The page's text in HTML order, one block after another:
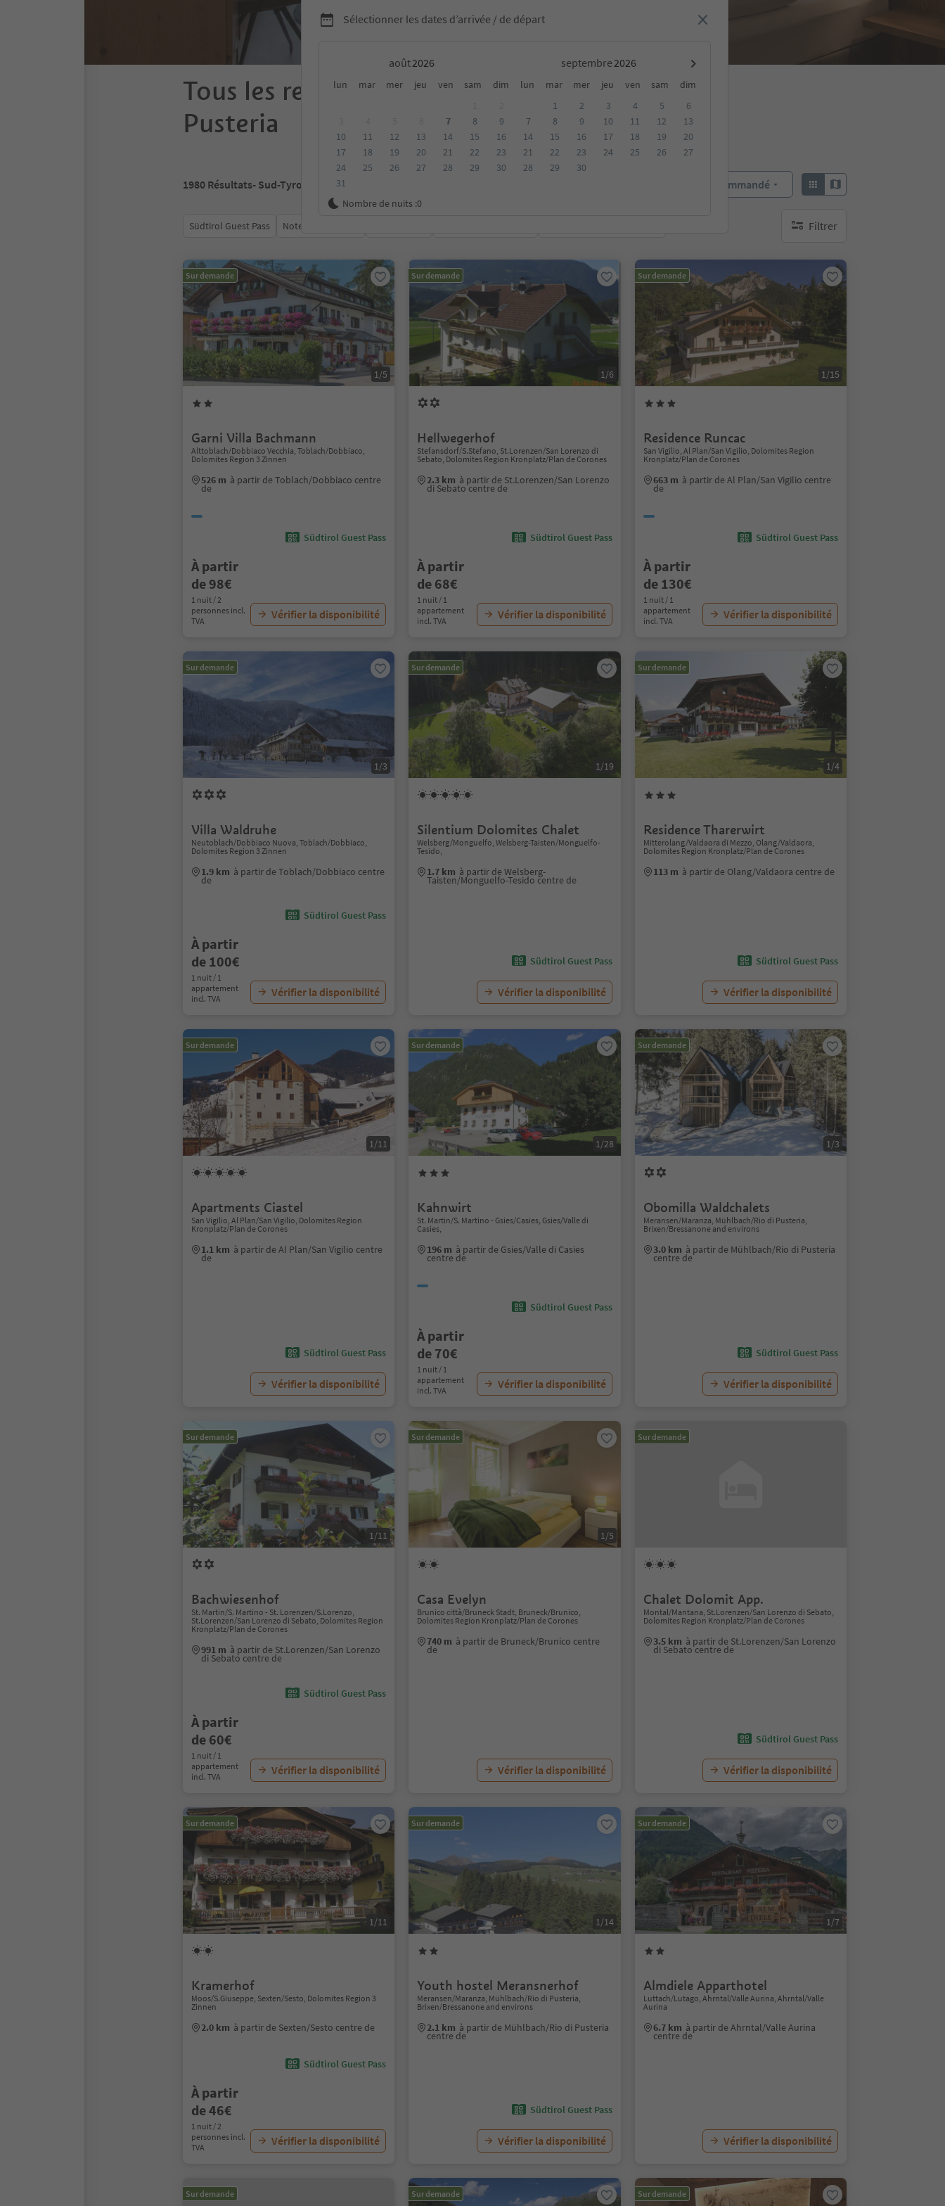
Sélectionner les dates d’arrivée / de départ
août septembre
lun mar mer jeu ven sam dim lun mar mer jeu ven sam
dim
7 8
9
10
11 12 13 14 15
16
17
18 19 20 21 22
23
24
25 26 27 28 29
30
31
1 2 3 4 5
6
7
8 9 10 11 12
13
14
15 16 17 18 19
20
21
22 23 24 25 26
27
28
29 30
Nombre de nuits :0
Tous les refuges à Pustertal/Val
Pusteria
1980 Résultats- Sud-Tyrol Recommandé
Südtirol Guest Pass Note moyenne Filtrer
aucun filtre actif
Sur demande
1/5
Garni Villa Bachmann
Alttoblach/Dobbiaco Vecchia, Toblach/Dobbiaco,
Dolomites Region 3 Zinnen
526 m à partir de Toblach/Dobbiaco centre
de
Südtirol Guest Pass
À partir
de 98€
1 nuit / 2
personnes incl.
TVA
Vérifier la disponibilité
Sur demande
1/6
Hellwegerhof
Stefansdorf/S.Stefano, St.Lorenzen/San Lorenzo di
Sebato, Dolomites Region Kronplatz/Plan de Corones
2.3 km à partir de St.Lorenzen/San Lorenzo
di Sebato centre de
Südtirol Guest Pass
À partir
de 68€
1 nuit / 1
appartement
incl. TVA
Vérifier la disponibilité
Sur demande
1/15
Residence Runcac
San Vigilio, Al Plan/San Vigilio, Dolomites Region
Kronplatz/Plan de Corones
663 m à partir de Al Plan/San Vigilio centre
de
Südtirol Guest Pass
À partir
de 130€
1 nuit / 1
appartement
incl. TVA
Vérifier la disponibilité
Sur demande
1/3
Villa Waldruhe
Neutoblach/Dobbiaco Nuova, Toblach/Dobbiaco,
Dolomites Region 3 Zinnen
1.9 km à partir de Toblach/Dobbiaco centre
de
Südtirol Guest Pass
À partir
de 100€
1 nuit / 1
appartement
incl. TVA
Vérifier la disponibilité
Sur demande
1/19
Silentium Dolomites Chalet
Welsberg/Monguelfo, Welsberg-Taisten/Monguelfo-
Tesido,
1.7 km à partir de Welsberg-
Taisten/Monguelfo-Tesido centre de
Südtirol Guest Pass
Vérifier la disponibilité
Sur demande
1/4
Residence Tharerwirt
Mitterolang/Valdaora di Mezzo, Olang/Valdaora,
Dolomites Region Kronplatz/Plan de Corones
113 m à partir de Olang/Valdaora centre de
Südtirol Guest Pass
Vérifier la disponibilité
Sur demande
1/11
Apartments Ciastel
San Vigilio, Al Plan/San Vigilio, Dolomites Region
Kronplatz/Plan de Corones
1.1 km à partir de Al Plan/San Vigilio centre
de
Südtirol Guest Pass
Vérifier la disponibilité
Sur demande
1/28
Kahnwirt
St. Martin/S. Martino - Gsies/Casies, Gsies/Valle di
Casies,
196 m à partir de Gsies/Valle di Casies
centre de
Südtirol Guest Pass
À partir
de 70€
1 nuit / 1
appartement
incl. TVA
Vérifier la disponibilité
Sur demande
1/3
Obomilla Waldchalets
Meransen/Maranza, Mühlbach/Rio di Pusteria,
Brixen/Bressanone and environs
3.0 km à partir de Mühlbach/Rio di Pusteria
centre de
Südtirol Guest Pass
Vérifier la disponibilité
Sur demande
1/11
Bachwiesenhof
St. Martin/S. Martino - St. Lorenzen/S.Lorenzo,
St.Lorenzen/San Lorenzo di Sebato, Dolomites Region
Kronplatz/Plan de Corones
991 m à partir de St.Lorenzen/San Lorenzo
di Sebato centre de
Südtirol Guest Pass
À partir
de 60€
1 nuit / 1
appartement
incl. TVA
Vérifier la disponibilité
Sur demande
1/5
Casa Evelyn
Brunico città/Bruneck Stadt, Bruneck/Brunico,
Dolomites Region Kronplatz/Plan de Corones
740 m à partir de Bruneck/Brunico centre
de
Vérifier la disponibilité
Sur demande
Chalet Dolomit App.
Montal/Mantana, St.Lorenzen/San Lorenzo di Sebato,
Dolomites Region Kronplatz/Plan de Corones
3.5 km à partir de St.Lorenzen/San Lorenzo
di Sebato centre de
Südtirol Guest Pass
Vérifier la disponibilité
Sur demande
1/11
Kramerhof
Moos/S.Giuseppe, Sexten/Sesto, Dolomites Region 3
Zinnen
2.0 km à partir de Sexten/Sesto centre de
Südtirol Guest Pass
À partir
de 46€
1 nuit / 2
personnes incl.
TVA
Vérifier la disponibilité
Sur demande
1/14
Youth hostel Meransnerhof
Meransen/Maranza, Mühlbach/Rio di Pusteria,
Brixen/Bressanone and environs
2.1 km à partir de Mühlbach/Rio di Pusteria
centre de
Südtirol Guest Pass
Vérifier la disponibilité
Sur demande
1/7
Almdiele Apparthotel
Luttach/Lutago, Ahrntal/Valle Aurina, Ahrntal/Valle
Aurina
6.7 km à partir de Ahrntal/Valle Aurina
centre de
Vérifier la disponibilité
Sur demande Sur demande Sur demande